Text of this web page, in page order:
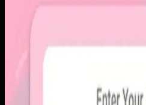
Sebelumnya
Platform sosial umum sering
tenggelam di antara konten
untuk selalu tampil sempurna.